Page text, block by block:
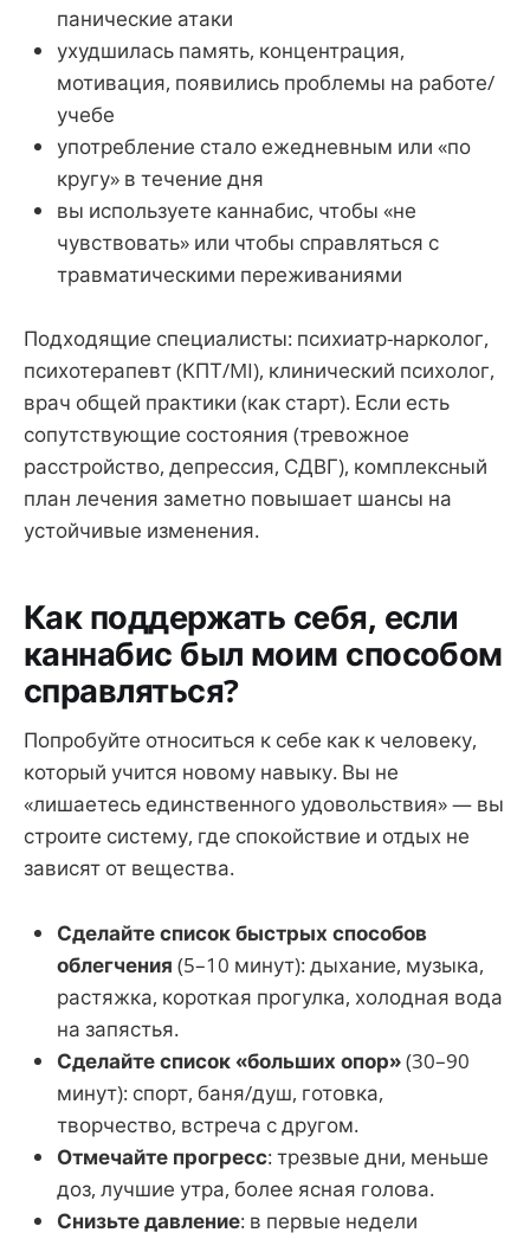
панические атаки
ухудшилась память, концентрация,
мотивация, появились проблемы на работе/
учебе
употребление стало ежедневным или «по
кругу» в течение дня
вы используете каннабис, чтобы «не
чувствовать» или чтобы справляться с
травматическими переживаниями
Подходящие специалисты: психиатр-нарколог,
психотерапевт (КПТ/MI), клинический психолог,
врач общей практики (как старт). Если есть
сопутствующие состояния (тревожное
расстройство, депрессия, СДВГ), комплексный
план лечения заметно повышает шансы на
устойчивые изменения.
Как поддержать себя, если
каннабис был моим способом
справляться?
Попробуйте относиться к себе как к человеку,
который учится новому навыку. Вы не
«лишаетесь единственного удовольствия» — вы
строите систему, где спокойствие и отдых не
зависят от вещества.
Сделайте список быстрых способов
облегчения (5–10 минут): дыхание, музыка,
растяжка, короткая прогулка, холодная вода
на запястья.
Сделайте список «больших опор»(30–90
минут): спорт, баня/душ, готовка,
творчество, встреча с другом.
Отмечайте прогресс: трезвые дни, меньше
доз, лучшие утра, более ясная голова.
Снизьте давление: в первые недели